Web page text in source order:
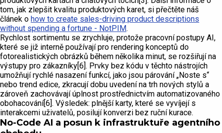
tom, jak zlepšit kvalitu produktových karet, si přečtěte náš
článek o how to create sales-driving product descriptions
without spending a fortune - NotPIM.
Rychlost sortimentu se zrychluje, protože pracovní postupy AI,
které se již interně používají pro rendering konceptů do
fotorealistických obrázků během několika minut, se rozšiřují na
výstupy pro zákazníky[6]. Prvky bez kódu v těchto nástrojích
umožňují rychlé nasazení funkcí, jako jsou párování „Noste s“
nebo trend edice, zkracují dobu uvedení na trh nových stylů a
zároveň zachovávají úplnost prostřednictvím automatizovaného
obohacování[6]. Výsledek: plnější karty, které se vyvíjejí s
interakcemi uživatelů, posilují konverzi bez ruční kurace.
No-Code AI a posun k infrastruktuře agentního